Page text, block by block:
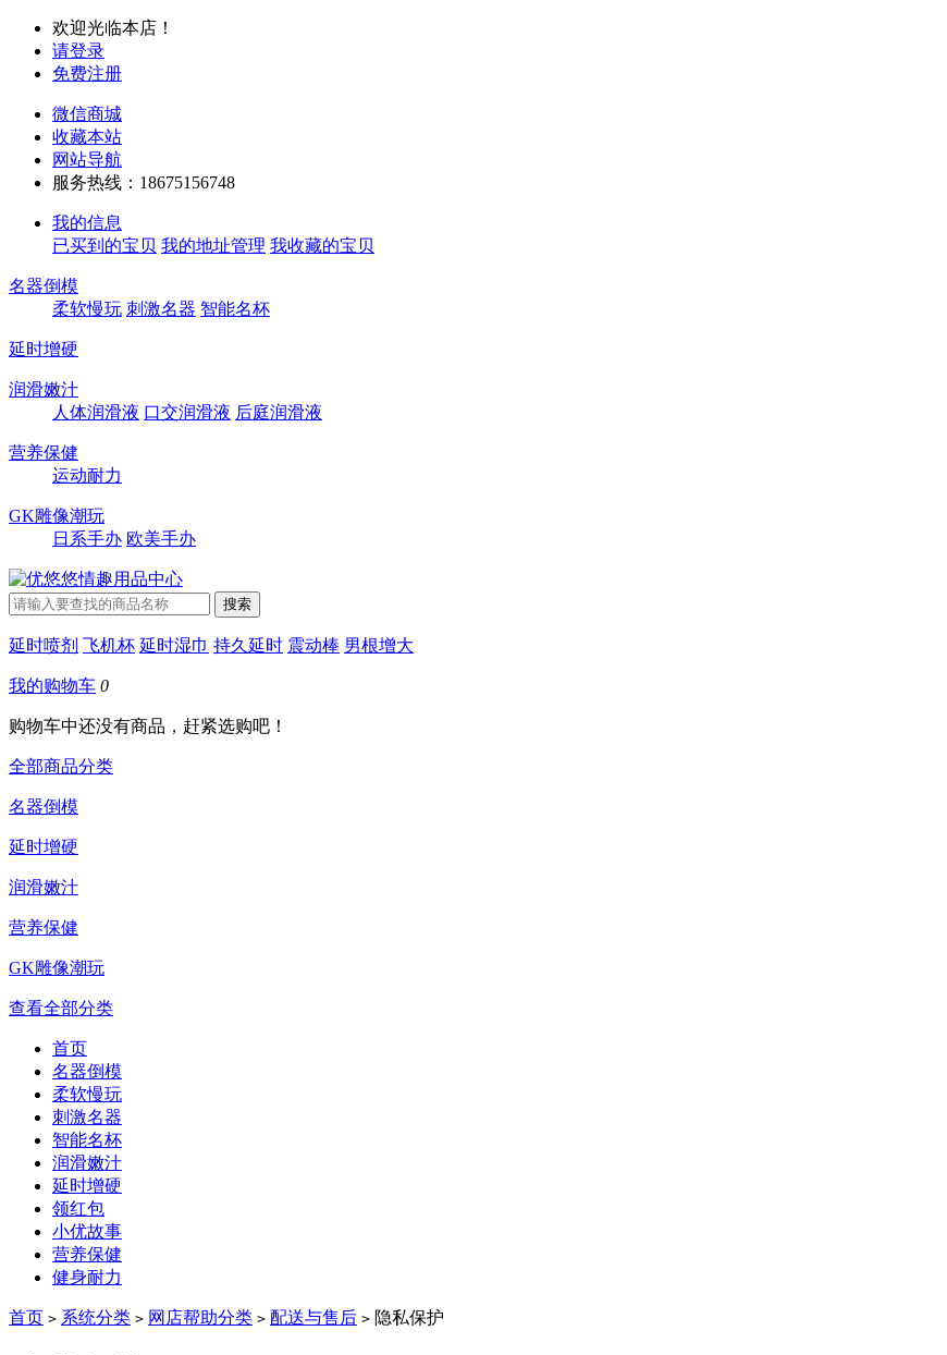
欢迎光临本店！
请登录
免费注册
微信商城
收藏本站
网站导航
服务热线：18675156748
我的信息
已买到的宝贝 我的地址管理 我收藏的宝贝
名器倒模
柔软慢玩 刺激名器 智能名杯
延时增硬
润滑嫩汁
人体润滑液 口交润滑液 后庭润滑液
营养保健
运动耐力
GK雕像潮玩
日系手办 欧美手办
延时喷剂 飞机杯 延时湿巾 持久延时 震动棒 男根增大
我的购物车 0
购物车中还没有商品，赶紧选购吧！
全部商品分类
名器倒模
延时增硬
润滑嫩汁
营养保健
GK雕像潮玩
查看全部分类
首页
名器倒模
柔软慢玩
刺激名器
智能名杯
润滑嫩汁
延时增硬
领红包
小优故事
营养保健
健身耐力
首页 > 系统分类 > 网店帮助分类 > 配送与售后 > 隐私保护